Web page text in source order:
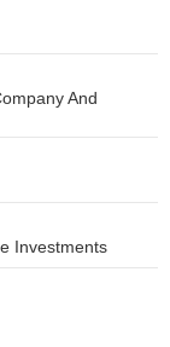
And
Investments